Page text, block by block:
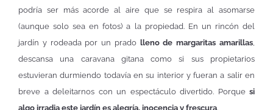
podría ser más acorde al aire que se respira al asomarse
(aunque solo sea en fotos) a la propiedad. En un rincón del
jardín y rodeada por un prado lleno de margaritas amarillas,
descansa una caravana gitana como si sus propietarios
estuvieran durmiendo todavía en su interior y fueran a salir en
breve a deleitarnos con un espectáculo divertido. Porquesi
algo irradia este jardín es alegría, inocencia y frescura.